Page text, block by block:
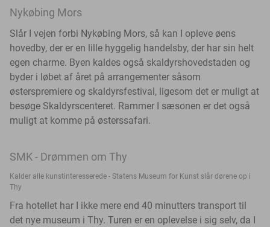
Nykøbing Mors
Slår I vejen forbi Nykøbing Mors, så kan I opleve øens
hovedby, der er en lille hyggelig handelsby, der har sin helt
egen charme. Byen kaldes også skaldyrshovedstaden og
byder i løbet af året på arrangementer såsom
østerspremiere og skaldyrsfestival, ligesom det er muligt at
besøge Skaldyrscenteret. Rammer I sæsonen er det også
muligt at komme på østerssafari.
SMK - Drømmen om Thy
Kalder alle kunstinteresserede - Statens Museum for Kunst slår dørene op i
Thy
Fra hotellet har I ikke mere end 40 minutters transport til
det nye museum i Thy. Turen er en oplevelse i sig selv, da I